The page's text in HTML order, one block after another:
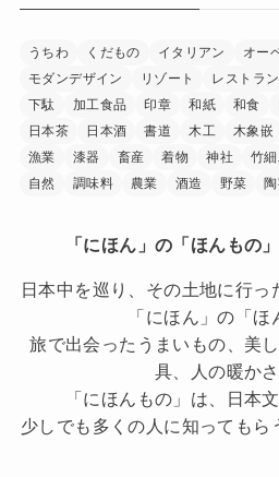
うちわ くだもの イタリアン オー
モダンデザイン
リゾート レストラン
下駄
加工食品 印章 和紙 和食
日本茶
日本酒 書道 木工 木象嵌
漁業
漆器 畜産 着物 神社 竹
自然
調味料 農業 酒造 野菜
「にほん」の「ほんもの
日本中を巡り、その土地に行っ
「にほん」の「ほ
旅で出会ったうまいもの、美
具、人の暖かさ
「にほんもの」は、日本
少しでも多くの人に知ってもら